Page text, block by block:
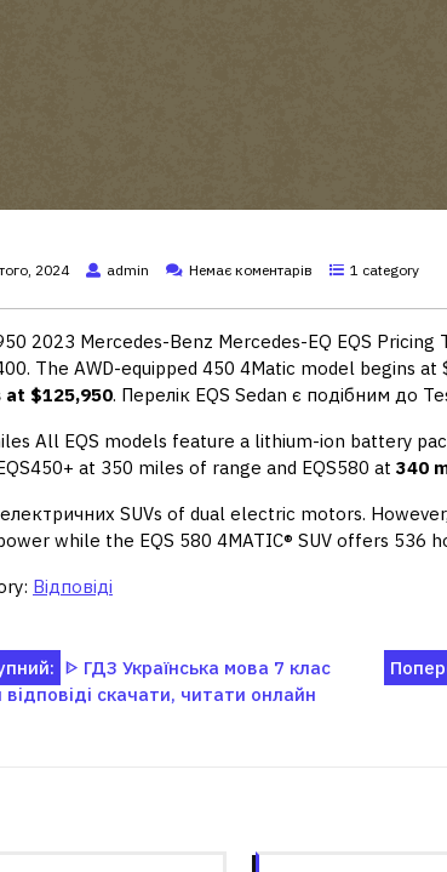
2024 admin Немає коментарів 1 category
2023 Mercedes-Benz Mercedes-EQ EQS Pricing
The AWD-equipped 450 4Matic model begins
$125,950. Перелік EQS Sedan є подібним до
All EQS models feature a lithium-ion battery
at 350 miles of range and EQS580 at 340
SUVs of dual electric motors.
while the EQS 580 4MATIC® SUV offers 536
Відповіді
ᐈ ГДЗ Українська мова 7 клас
скачати, читати онлайн